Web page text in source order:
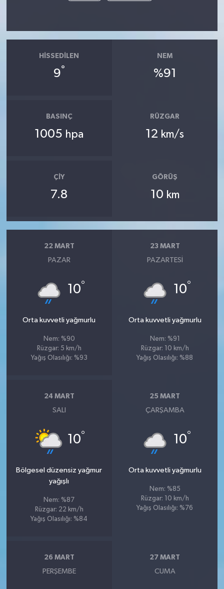
HISSEDILEN
9°
NEM
%91
BASINÇ
1005 hpa
RÜZGAR
12 km/s
ÇIY
7.8
GÖRÜŞ
10 km
22 MART
PAZAR
10°
Orta kuvvetli yağmurlu
Nem: %90
Rüzgar: 5 km/h
Yağış Olasılığı: %93
23 MART
PAZARTESI
10°
Orta kuvvetli yağmurlu
Nem: %91
Rüzgar: 10 km/h
Yağış Olasılığı: %88
24 MART
SALI
10°
Bölgesel düzensiz yağmur
yağışlı
Nem: %87
Rüzgar: 22 km/h
Yağış Olasılığı: %84
25 MART
ÇARŞAMBA
10°
Orta kuvvetli yağmurlu
Nem: %85
Rüzgar: 10 km/h
Yağış Olasılığı: %76
26 MART
PERŞEMBE
27 MART
CUMA